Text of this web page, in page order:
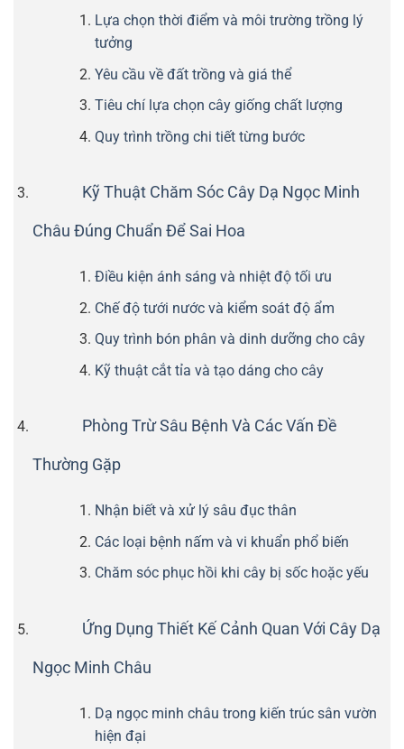
Lựa chọn thời điểm và môi trường trồng lý
tưởng
Yêu cầu về đất trồng và giá thể
Tiêu chí lựa chọn cây giống chất lượng
Quy trình trồng chi tiết từng bước
Kỹ Thuật Chăm Sóc Cây Dạ Ngọc Minh
Châu Đúng Chuẩn Để Sai Hoa
Điều kiện ánh sáng và nhiệt độ tối ưu
Chế độ tưới nước và kiểm soát độ ẩm
Quy trình bón phân và dinh dưỡng cho cây
Kỹ thuật cắt tỉa và tạo dáng cho cây
Phòng Trừ Sâu Bệnh Và Các Vấn Đề
Thường Gặp
Nhận biết và xử lý sâu đục thân
Các loại bệnh nấm và vi khuẩn phổ biến
Chăm sóc phục hồi khi cây bị sốc hoặc yếu
Ứng Dụng Thiết Kế Cảnh Quan Với Cây Dạ
Ngọc Minh Châu
Dạ ngọc minh châu trong kiến trúc sân vườn
hiện đại